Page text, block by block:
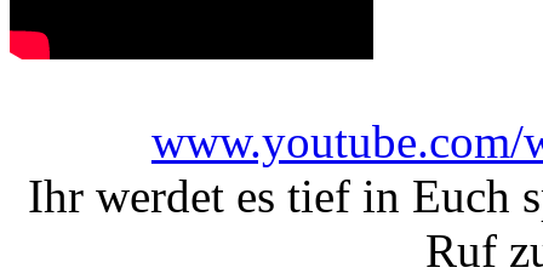
www.youtube.com/
Ihr werdet es tief in Euch
Ruf